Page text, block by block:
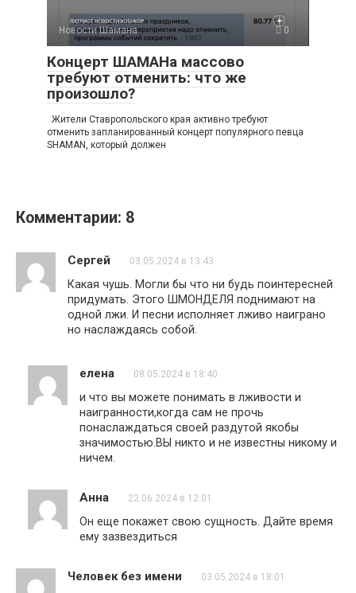
Новости Шамана 0
Концерт ШАМАНа массово
требуют отменить: что же
произошло?
Жители Ставропольского края активно требуют
отменить запланированный концерт популярного певца
SHAMAN, который должен
Комментарии: 8
Сергей 03.05.2024 в 13:43
Какая чушь. Могли бы что ни будь поинтересней
придумать. Этого ШМОНДЕЛЯ поднимают на
одной лжи. И песни исполняет лживо наиграно
но наслаждаясь собой.
елена 08.05.2024 в 18:40
и что вы можете понимать в лживости и
наигранности,когда сам не прочь
понаслаждаться своей раздутой якобы
значимостью.ВЫ никто и не известны никому и
ничем.
Анна 22.06.2024 в 12:01
Он еще покажет свою сущность. Дайте время
ему зазвездиться
Человек без имени 03.05.2024 в 18:01